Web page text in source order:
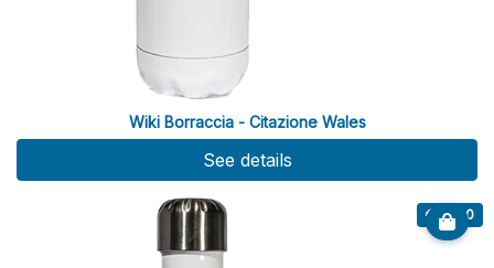
Wiki Borraccia - Citazione Wales
See details
€ 20.00